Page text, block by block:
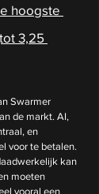
hoogste
3,25
Swarmer
de markt. AI,
en
voor te betalen.
kan
moeten
vooral een